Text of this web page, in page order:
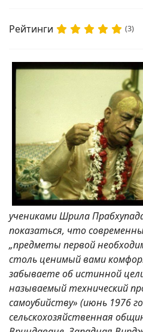
Рейтинги (3)
учениками Шрила
показаться, что
„предметы первой
столь ценимый вами
забываете об истинной
называемый технический
самоубийству» (июнь 1976
сельскохозяйственная